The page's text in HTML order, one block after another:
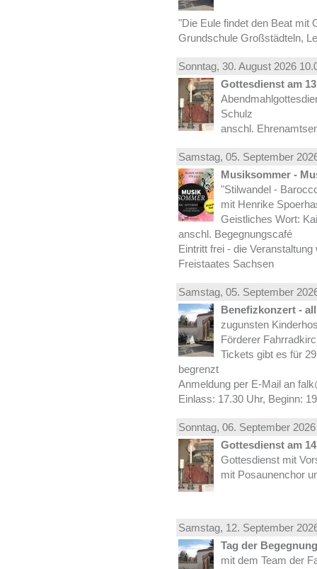
"Die Eule findet den Beat mit
Grundschule Großstädteln,
Sonntag, 30. August 2026
Gottesdienst am
Schulz
anschl.
Samstag, 05. September
Musiksommer -
"Stilwandel -
mit Henrike
Geistliches Wort:
anschl. Begegnungscafé
Eintritt frei - die
Freistaates Sachsen
Samstag, 05. September
Benefizkonzert -
zugunsten
Förderer
Tickets gibt es für
begrenzt
Anmeldung per E-Mail an
Einlass: 17.30 Uhr, Beginn:
Sonntag, 06. September
Gottesdienst am
Gottesdienst mit
mit Posaunenchor
Samstag, 12. September
Tag der
mit dem Team der